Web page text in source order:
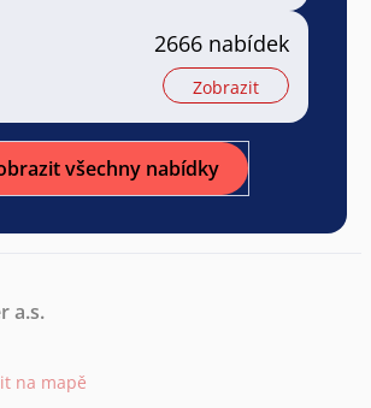
2666 nabídek
Zobrazit
všechny nabídky
a.s.
na mapě